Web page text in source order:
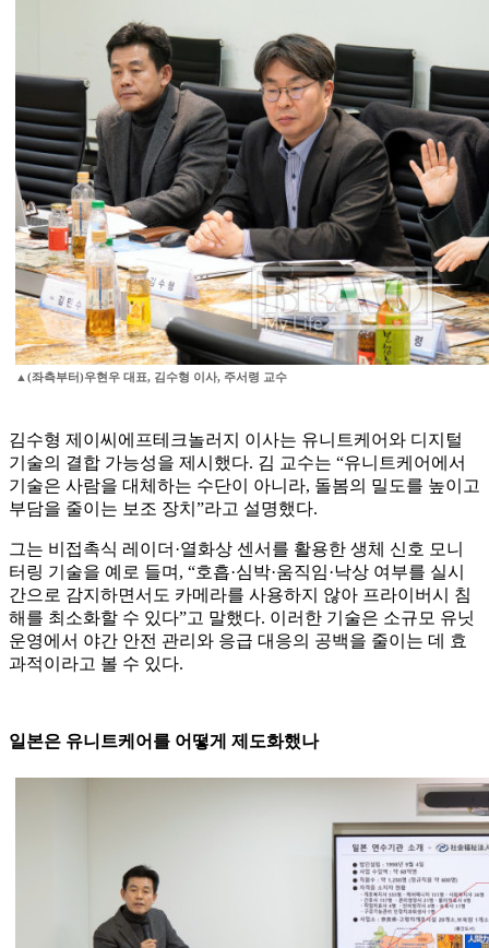
▲(좌측부터)우현우 대표, 김수형 이사, 주서령 교수
김수형 제이씨에프테크놀러지 이사는 유니트케어와 디지털
기술의 결합 가능성을 제시했다. 김 교수는 “유니트케어에서
기술은 사람을 대체하는 수단이 아니라, 돌봄의 밀도를 높이고
부담을 줄이는 보조 장치”라고 설명했다.
그는 비접촉식 레이더·열화상 센서를 활용한 생체 신호 모니
터링 기술을 예로 들며, “호흡·심박·움직임·낙상 여부를 실시
간으로 감지하면서도 카메라를 사용하지 않아 프라이버시 침
해를 최소화할 수 있다”고 말했다. 이러한 기술은 소규모 유닛
운영에서 야간 안전 관리와 응급 대응의 공백을 줄이는 데 효
과적이라고 볼 수 있다.
일본은 유니트케어를 어떻게 제도화했나